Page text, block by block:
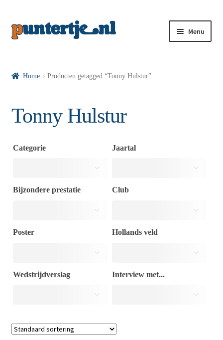
Menu
Home Producten getagged “Tonny Hulstur”
Tonny Hulstur
Categorie Jaartal
Bijzondere prestatie Club
Poster Hollands veld
Wedstrijdverslag Interview met...